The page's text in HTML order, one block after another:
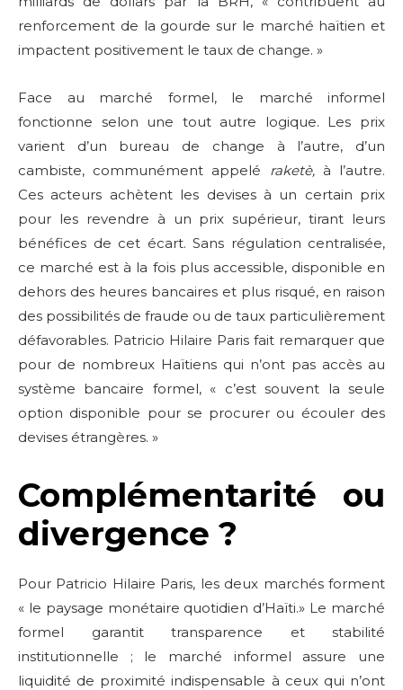
Don't miss
out!
Sing up for our newsletter
to stay in the loop.
renforcement de la gourde sur le marché haïtien et
impactent positivement le taux de change. »
Face au marché formel, le marché informel
fonctionne selon une tout autre logique. Les prix
varient d’un bureau de change à l’autre, d’un
cambiste, communément appelé raketè, à l’autre.
Ces acteurs achètent les devises à un certain prix
pour les revendre à un prix supérieur, tirant leurs
bénéfices de cet écart. Sans régulation centralisée,
ce marché est à la fois plus accessible, disponible en
dehors des heures bancaires et plus risqué, en raison
des possibilités de fraude ou de taux particulièrement
défavorables. Patricio Hilaire Paris fait remarquer que
pour de nombreux Haïtiens qui n’ont pas accès au
système bancaire formel, « c’est souvent la seule
option disponible pour se procurer ou écouler des
devises étrangères. »
Complémentarité ou
divergence ?
Pour Patricio Hilaire Paris, les deux marchés forment
« le paysage monétaire quotidien d’Haïti.» Le marché
formel garantit transparence et stabilité
institutionnelle ; le marché informel assure une
liquidité de proximité indispensable à ceux qui n’ont